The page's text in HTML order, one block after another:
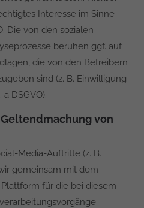
Interesse im Sinne
Die von den sozialen
beruhen ggf. auf
die von den Betreibern
sind (z. B. Einwilligung
DSGVO).
von
Media-Auftritte (z. B.
gemeinsam mit dem
für die bei diesem